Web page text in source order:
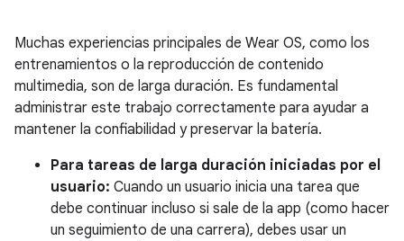
Muchas experiencias principales de Wear OS, como los
entrenamientos o la reproducción de contenido
multimedia, son de larga duración. Es fundamental
administrar este trabajo correctamente para ayudar a
mantener la confiabilidad y preservar la batería.
Para tareas de larga duración iniciadas por el
usuario: Cuando un usuario inicia una tarea que
debe continuar incluso si sale de la app (como hacer
un seguimiento de una carrera), debes usar un